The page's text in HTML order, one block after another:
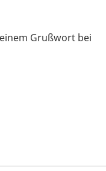
Grußwort bei